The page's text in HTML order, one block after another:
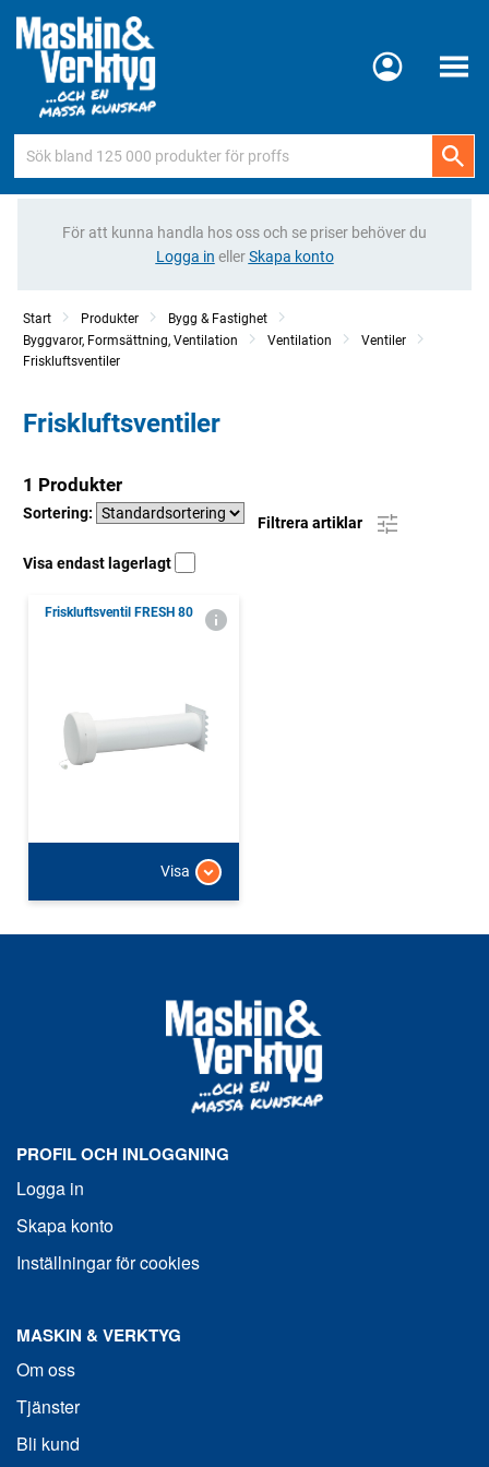
Meny
För att kunna handla hos oss och se priser behöver du
Logga in ellerSkapa konto
Start Produkter
Bygg & Fastighet
Byggvaror, Formsättning, Ventilation
Ventilation
Ventiler
Friskluftsventiler
Friskluftsventiler
1 Produkter
Sortering:
Filtrera artiklar
Visa endast lagerlagt
Friskluftsventil FRESH 80
Visa
PROFIL OCH INLOGGNING
Logga in
Skapa konto
Inställningar för cookies
MASKIN & VERKTYG
Om oss
Tjänster
Bli kund